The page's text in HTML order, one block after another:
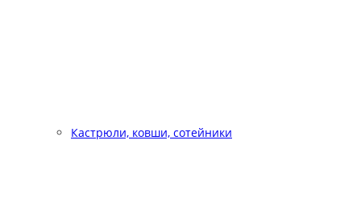
Кастрюли, ковши, сотейники